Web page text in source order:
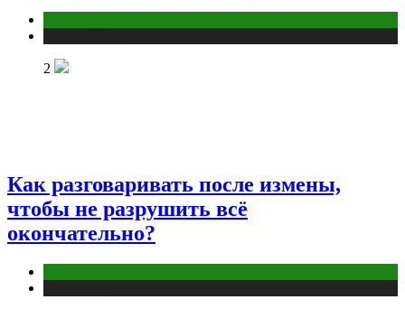
2
Как разговаривать после измены,
чтобы не разрушить всё
окончательно?